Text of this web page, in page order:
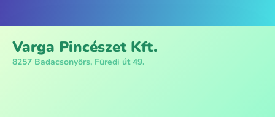
Varga Pincészet Kft.
8257 Badacsonyörs, Füredi út 49.